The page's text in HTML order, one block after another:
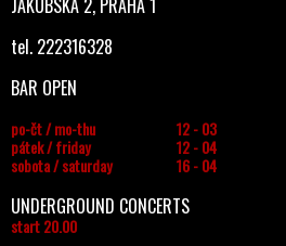
JAKUBSKÁ 2, PRAHA 1
tel. 222316328
BAR OPEN
po-čt / mo-thu
12 - 03
pátek / friday
12 - 04
sobota / saturday
16 - 04
UNDERGROUND CONCERTS
start 20.00